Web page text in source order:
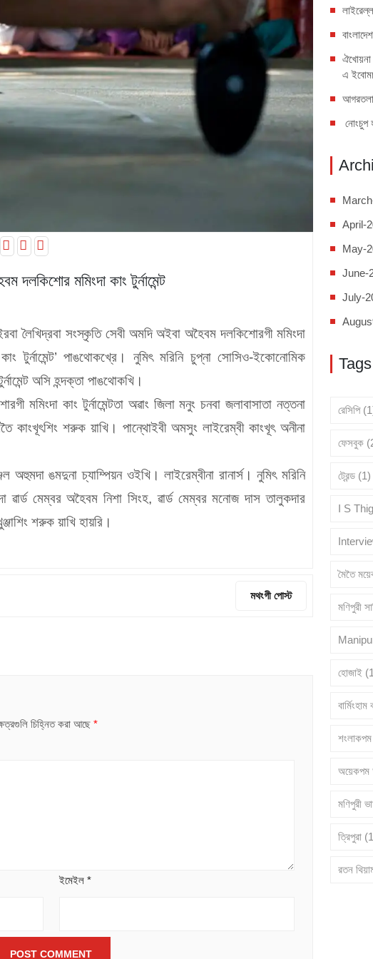
দলকিশোর মমিংদা কাং টুর্নামেন্ট
লৈখিদ্রবা সংস্কৃতি সেবী অমদি অইবা অহৈবম দলকিশোরগী মমিংদা
টুর্নামেন্ট’ পাঙথোকখ্রে। নুমিৎ মরিনি চুপ্না সোসিও-ইকোনোমিক
অসি হন্দক্তা পাঙথোকখি।
মমিংদা কাং টুর্নামেন্টতা অৱাং জিলা মনুং চনবা জলাবাসাতা নত্তনা
কাংখূৎশিং শরুক য়াখি। পান্থোইবী অমসুং লাইরেম্বী কাংখূৎ অনীনা
অহুমদা ঙমদুনা চ্যাম্পিয়ন ওইখি। লাইরেম্বীনা রানার্স। নুমিৎ মরিনি
ৱার্ড মেম্বর অহৈবম নিশা সিংহ, ৱার্ড মেম্বর মনোজ দাস তালুকদার
শরুক য়াখি হায়রি।
মথংগী পোস্ট
চিহ্নিত করা আছে *
ইমেইল *
এ
নোংচুপ
April-
May-
June-
July-
Tags
রেসিপি
ফেসবুক
ট্রেন্ড (1)
I S
মৈতৈ
মণিপুরী
হোজাই
অয়েকপম
মণিপুরী
ত্রিপুরা
রতন